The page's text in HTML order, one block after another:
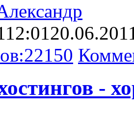
12:01
22150
-